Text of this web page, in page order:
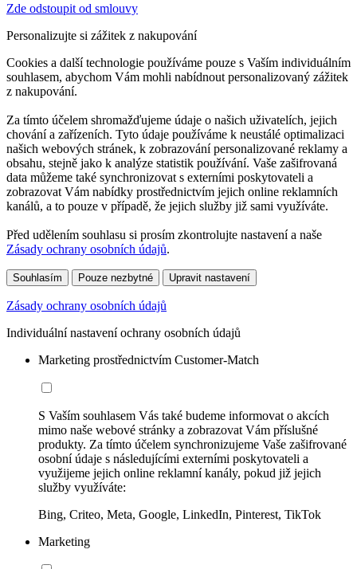
Zde odstoupit od smlouvy
Personalizujte si zážitek z nakupování
Cookies a další technologie používáme pouze s Vaším individuálním
souhlasem, abychom Vám mohli nabídnout personalizovaný zážitek
z nakupování.
Za tímto účelem shromažďujeme údaje o našich uživatelích, jejich
chování a zařízeních. Tyto údaje používáme k neustálé optimalizaci
našich webových stránek, k zobrazování personalizované reklamy a
obsahu, stejně jako k analýze statistik používání. Vaše zašifrovaná
data můžeme také synchronizovat s externími poskytovateli a
zobrazovat Vám nabídky prostřednictvím jejich online reklamních
kanálů, a to pouze v případě, že jejich služby již sami využíváte.
Před udělením souhlasu si prosím zkontrolujte nastavení a naše
Zásady ochrany osobních údajů.
Souhlasím Pouze nezbytné Upravit nastavení
Zásady ochrany osobních údajů
Individuální nastavení ochrany osobních údajů
Marketing prostřednictvím Customer-Match
S Vaším souhlasem Vás také budeme informovat o akcích
mimo naše webové stránky a zobrazovat Vám příslušné
produkty. Za tímto účelem synchronizujeme Vaše zašifrované
osobní údaje s následujícími externími poskytovateli a
využijeme jejich online reklamní kanály, pokud již jejich
služby využíváte:
Bing, Criteo, Meta, Google, LinkedIn, Pinterest, TikTok
Marketing